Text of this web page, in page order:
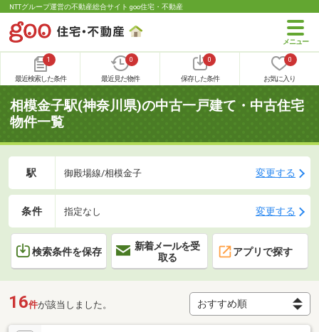
NTTグループ運営の不動産総合サイト goo住宅・不動産
1
最近検索した条件
0
最近見た物件
0
保存した条件
0
お気に入り
相模金子駅(神奈川県)の中古一戸建て・中古住宅
物件一覧
駅 御殿場線/相模金子 変更する
条件 指定なし 変更する
検索条件を保存
新着メールを受
取る
アプリで探す
16件が該当しました。